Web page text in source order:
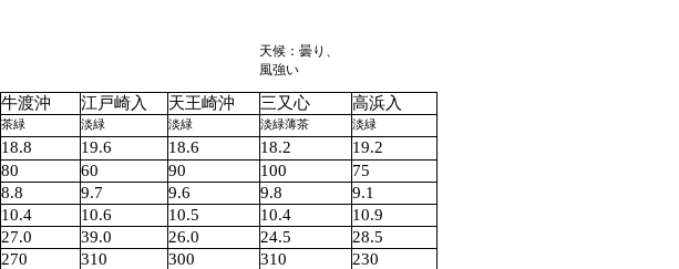
天候：曇り、
風強い
牛渡沖 江戸崎入 天王崎沖 三又心
高浜入
茶緑 淡緑 淡緑 淡緑薄茶 淡緑
18.8 19.6 18.6 18.2
19.2
80 60 90 100
75
8.8 9.7 9.6 9.8
9.1
10.4 10.6 10.5 10.4
10.9
27.0 39.0 26.0 24.5
28.5
270 310 300 310
230